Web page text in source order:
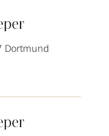
Dortmund